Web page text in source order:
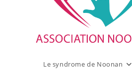
Le syndrome de Noonan